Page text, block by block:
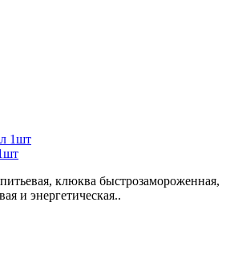
клюква быстрозамороженная,
и энергетическая..